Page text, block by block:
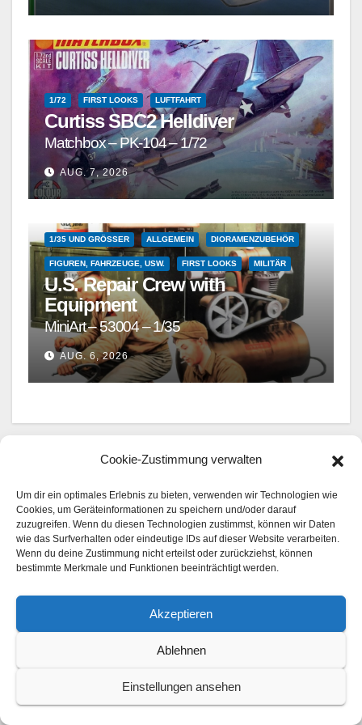
Cookie-Zustimmung verwalten
Um dir ein optimales Erlebnis zu bieten, verwenden wir Technologien wie
Cookies, um Geräteinformationen zu speichern und/oder darauf
zuzugreifen. Wenn du diesen Technologien zustimmst, können wir Daten
wie das Surfverhalten oder eindeutige IDs auf dieser Website verarbeiten.
Wenn du deine Zustimmung nicht erteilst oder zurückziehst, können
bestimmte Merkmale und Funktionen beeinträchtigt werden.
Akzeptieren
Ablehnen
Einstellungen ansehen
1/72 FIRST LOOKS LUFTFAHRT
Curtiss SBC2 Helldiver
Matchbox – PK-104 – 1/72
AUG. 7, 2026
1/35 UND GRÖSSER ALLGEMEIN DIORAMENZUBEHÖR
FIGUREN, FAHRZEUGE, USW. FIRST LOOKS MILITÄR
U.S. Repair Crew with
Equipment
MiniArt – 53004 – 1/35
AUG. 6, 2026
Ein Kommentar zu diesem Beitrag
Fabian Herbst sagt:
9. Juni 2026 um 8:04 Uhr
Starke Serie, danke dafür!
Kommentar